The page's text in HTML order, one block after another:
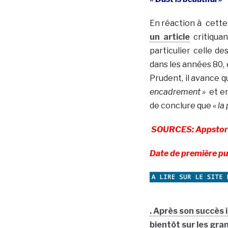
En réaction à
un article
particulier celle
dans les années 80,
Prudent, il avance
encadrement » et
de conclure que «la
SOURCES:
Date de première
. Après son
bientôt sur les